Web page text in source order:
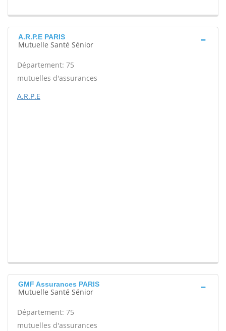
A.R.P.E PARIS
Mutuelle Santé Sénior
Département: 75
mutuelles d'assurances
A.R.P.E
GMF Assurances PARIS
Mutuelle Santé Sénior
Département: 75
mutuelles d'assurances